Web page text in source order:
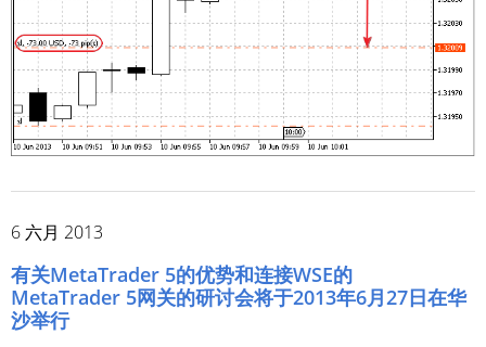
6 六月 2013
有关MetaTrader 5的优势和连接WSE的
MetaTrader 5网关的研讨会将于2013年6月27日在华
沙举行